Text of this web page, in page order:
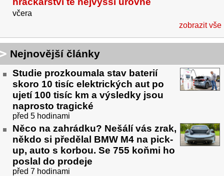
včera
zobrazit vše
Nejnovější články
Studie prozkoumala stav baterií
skoro 10 tisíc elektrických aut po
ujetí 100 tisíc km a výsledky jsou
naprosto tragické
před 5 hodinami
Něco na zahrádku? Nešálí vás zrak,
někdo si předělal BMW M4 na pick-
up, auto s korbou. Se 755 koňmi ho
poslal do prodeje
před 7 hodinami